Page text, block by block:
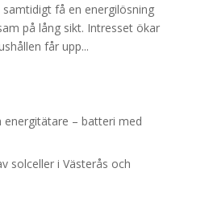
få en energilösning
på lång sikt. Intresset ökar
får upp...
energitätare – batteri med
solceller i Västerås och